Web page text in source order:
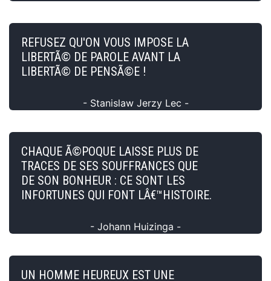
REFUSEZ QU'ON VOUS IMPOSE LA
LIBERTÃ© DE PAROLE AVANT LA
LIBERTÃ© DE PENSÃ©E !
- Stanislaw Jerzy Lec -
CHAQUE Ã©POQUE LAISSE PLUS DE
TRACES DE SES SOUFFRANCES QUE
DE SON BONHEUR : CE SONT LES
INFORTUNES QUI FONT LÂ€™HISTOIRE.
- Johann Huizinga -
UN HOMME HEUREUX EST UNE